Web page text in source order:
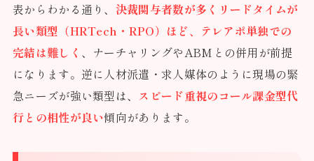
表からわかる通り、 決裁関与者数が多くリードタイムが
長い類型（HRTech・RPO）ほど、テレアポ単独での
完結は難しく 、ナーチャリングやABMとの併用が前提
になります。逆に人材派遣・求人媒体のように現場の緊
急ニーズが強い類型は、 スピード重視のコール課金型代
行との相性が良い傾向があります。